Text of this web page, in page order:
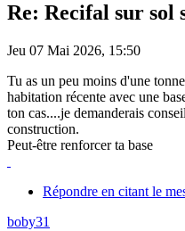
Re: Recifal sur sol
Jeu 07 Mai 2026, 15:50
Tu as un peu moins d'une
habitation récente avec une
ton cas....je demanderais
construction.
Peut-être renforcer ta base
Répondre en citant le
boby31